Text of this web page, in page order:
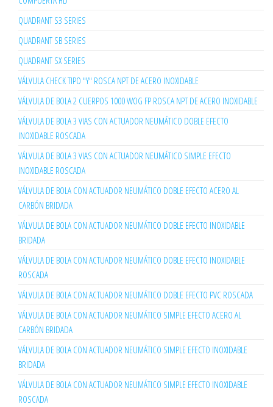
QUADRANT S3 SERIES
QUADRANT SB SERIES
QUADRANT SX SERIES
VÁLVULA CHECK TIPO "Y" ROSCA NPT DE ACERO INOXIDABLE
VÁLVULA DE BOLA 2 CUERPOS 1000 WOG FP ROSCA NPT DE ACERO INOXIDABLE
VÁLVULA DE BOLA 3 VIAS CON ACTUADOR NEUMÁTICO DOBLE EFECTO
INOXIDABLE ROSCADA
VÁLVULA DE BOLA 3 VIAS CON ACTUADOR NEUMÁTICO SIMPLE EFECTO
INOXIDABLE ROSCADA
VÁLVULA DE BOLA CON ACTUADOR NEUMÁTICO DOBLE EFECTO ACERO AL
CARBÓN BRIDADA
VÁLVULA DE BOLA CON ACTUADOR NEUMÁTICO DOBLE EFECTO INOXIDABLE
BRIDADA
VÁLVULA DE BOLA CON ACTUADOR NEUMÁTICO DOBLE EFECTO INOXIDABLE
ROSCADA
VÁLVULA DE BOLA CON ACTUADOR NEUMÁTICO DOBLE EFECTO PVC ROSCADA
VÁLVULA DE BOLA CON ACTUADOR NEUMÁTICO SIMPLE EFECTO ACERO AL
CARBÓN BRIDADA
VÁLVULA DE BOLA CON ACTUADOR NEUMÁTICO SIMPLE EFECTO INOXIDABLE
BRIDADA
VÁLVULA DE BOLA CON ACTUADOR NEUMÁTICO SIMPLE EFECTO INOXIDABLE
ROSCADA